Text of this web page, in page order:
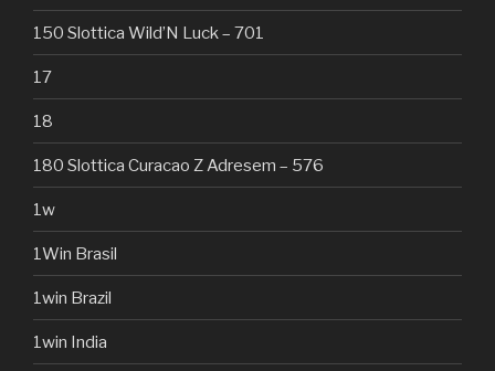
150 Slottica Wild’N Luck – 701
17
18
180 Slottica Curacao Z Adresem – 576
1w
1Win Brasil
1win Brazil
1win India